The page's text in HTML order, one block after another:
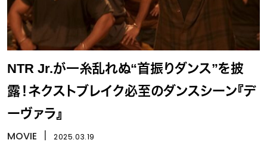
NTR Jr.が一糸乱れぬ“首振りダンス”を披
露！ネクストブレイク必至のダンスシーン『デ
ーヴァラ』
MOVIE 2025.03.19